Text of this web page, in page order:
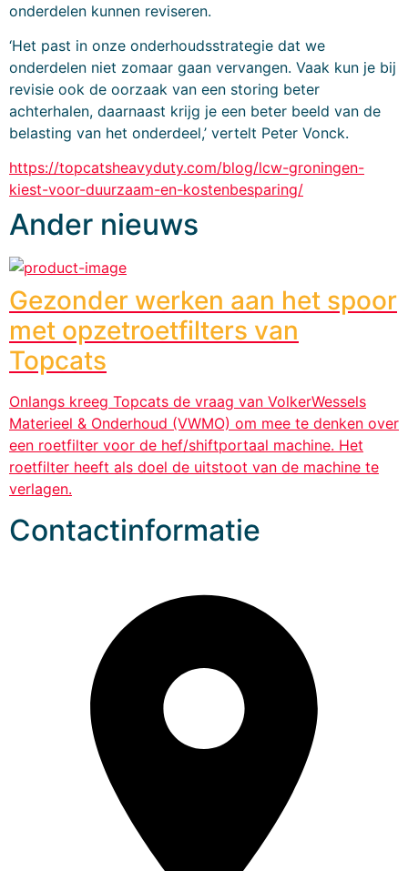
onderdelen kunnen reviseren.
‘Het past in onze onderhoudsstrategie dat we
onderdelen niet zomaar gaan vervangen. Vaak kun je bij
revisie ook de oorzaak van een storing beter
achterhalen, daarnaast krijg je een beter beeld van de
belasting van het onderdeel,’ vertelt Peter Vonck.
https://topcatsheavyduty.com/blog/lcw-groningen-
kiest-voor-duurzaam-en-kostenbesparing/
Ander nieuws
Gezonder werken aan het spoor
met opzetroetfilters van
Topcats
Onlangs kreeg Topcats de vraag van VolkerWessels
Materieel & Onderhoud (VWMO) om mee te denken over
een roetfilter voor de hef/shiftportaal machine. Het
roetfilter heeft als doel de uitstoot van de machine te
verlagen.
Contactinformatie